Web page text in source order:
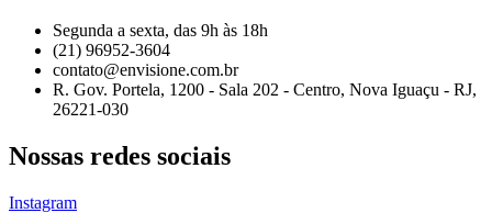
Segunda a sexta, das 9h às 18h
(21) 96952-3604
contato@envisione.com.br
R. Gov. Portela, 1200 - Sala 202 - Centro, Nova Iguaçu - RJ,
26221-030
Nossas redes sociais
Instagram